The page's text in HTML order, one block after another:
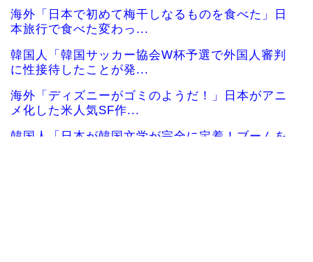
海外「日本で初めて梅干しなるものを食べた」日
本旅行で食べた変わっ...
韓国人「韓国サッカー協会W杯予選で外国人審判
に性接待したことが発...
海外「ディズニーがゴミのようだ！」日本がアニ
メ化した米人気SF作...
韓国人「日本が韓国文学が完全に定着！ブームを